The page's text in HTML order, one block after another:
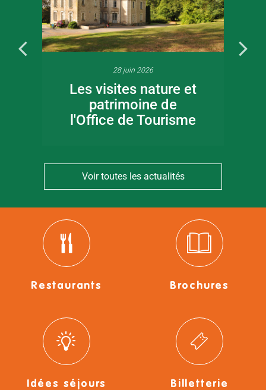
28 juin 2026
Les visites nature et
patrimoine de
l'Office de Tourisme
Voir toutes les actualités
Restaurants Brochures
Idées séjours Billetterie